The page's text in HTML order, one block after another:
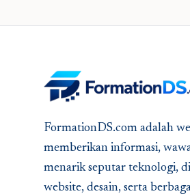
FormationDS.com adalah
memberikan informasi,
menarik seputar teknologi,
website, desain, serta